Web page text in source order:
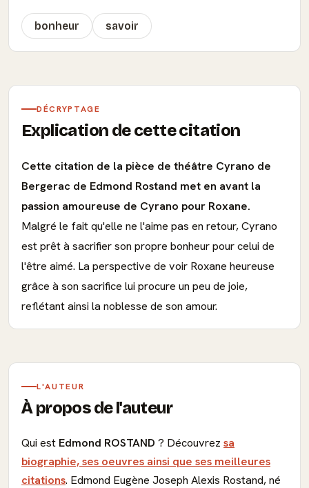
bonheur savoir
DÉCRYPTAGE
Explication de cette citation
Cette citation de la pièce de théâtre Cyrano de
Bergerac de Edmond Rostand met en avant la
passion amoureuse de Cyrano pour Roxane.
Malgré le fait qu'elle ne l'aime pas en retour, Cyrano
est prêt à sacrifier son propre bonheur pour celui de
l'être aimé. La perspective de voir Roxane heureuse
grâce à son sacrifice lui procure un peu de joie,
reflétant ainsi la noblesse de son amour.
L'AUTEUR
À propos de l'auteur
Qui est Edmond ROSTAND ? Découvrez sa
biographie, ses oeuvres ainsi que ses meilleures
citations. Edmond Eugène Joseph Alexis Rostand, né